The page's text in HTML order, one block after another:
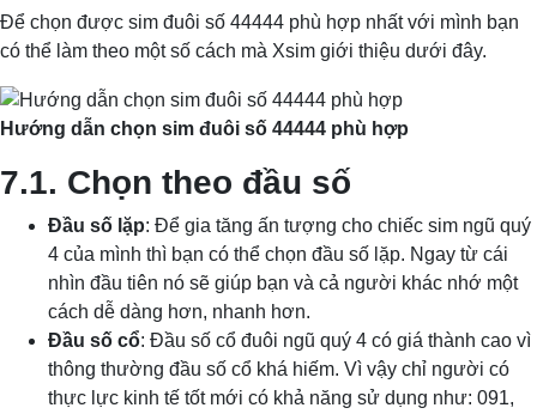
Để chọn được sim đuôi số 44444 phù hợp nhất với mình bạn
có thể làm theo một số cách mà Xsim giới thiệu dưới đây.
Hướng dẫn chọn sim đuôi số 44444 phù hợp
7.1. Chọn theo đầu số
Đầu số lặp: Để gia tăng ấn tượng cho chiếc sim ngũ quý
4 của mình thì bạn có thể chọn đầu số lặp. Ngay từ cái
nhìn đầu tiên nó sẽ giúp bạn và cả người khác nhớ một
cách dễ dàng hơn, nhanh hơn.
Đầu số cổ: Đầu số cổ đuôi ngũ quý 4 có giá thành cao vì
thông thường đầu số cổ khá hiếm. Vì vậy chỉ người có
thực lực kinh tế tốt mới có khả năng sử dụng như: 091,